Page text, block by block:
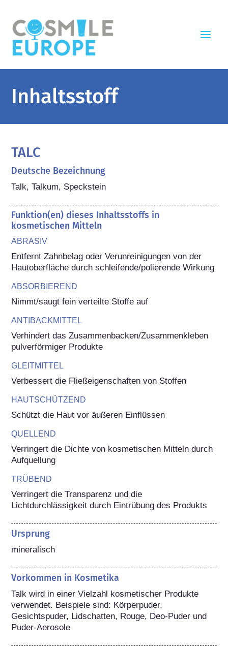
Inhaltsstoff
TALC
Deutsche Bezeichnung
Talk, Talkum, Speckstein
Funktion(en) dieses Inhaltsstoffs in
kosmetischen Mitteln
ABRASIV
Entfernt Zahnbelag oder Verunreinigungen von der
Hautoberfläche durch schleifende/polierende Wirkung
ABSORBIEREND
Nimmt/saugt fein verteilte Stoffe auf
ANTIBACKMITTEL
Verhindert das Zusammenbacken/Zusammenkleben
pulverförmiger Produkte
GLEITMITTEL
Verbessert die Fließeigenschaften von Stoffen
HAUTSCHÜTZEND
Schützt die Haut vor äußeren Einflüssen
QUELLEND
Verringert die Dichte von kosmetischen Mitteln durch
Aufquellung
TRÜBEND
Verringert die Transparenz und die
Lichtdurchlässigkeit durch Eintrübung des Produkts
Ursprung
mineralisch
Vorkommen in Kosmetika
Talk wird in einer Vielzahl kosmetischer Produkte
verwendet. Beispiele sind: Körperpuder,
Gesichtspuder, Lidschatten, Rouge, Deo-Puder und
Puder-Aerosole